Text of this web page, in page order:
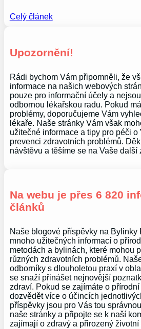
Celý článek
Upozornění!
Rádi bychom Vám připomněli, že
informace na našich webových
pouze pro informační účely a
odbornou lékařskou radu. Pokud
problémy, doporučujeme Vám
lékaře. Naše stránky Vám však
užitečné informace a tipy pro péči o
prevenci zdravotních problémů.
návštěvu a těšíme se na Vaše další
Na webu je přes 6 820
článků
Naše blogové příspěvky na Bylinky
mnoho užitečných informací o
metodách a bylinách, které mohou
různých zdravotních problémů.
odborníky s dlouholetou praxí v
se snaží přinášet nejnovější
zdraví. Pokud se zajímáte o
dozvědět více o účincích
příspěvky jsou pro Vás tou
naše stránky a připojte se k naší
zajímají o zdravý a přirozený životní